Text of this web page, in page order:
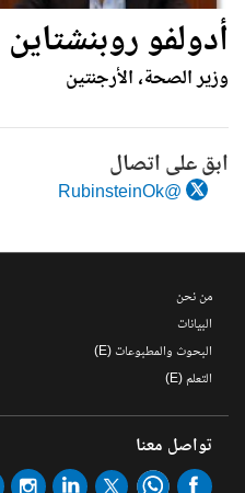
أدولفو روبنشتاين
وزير الصحة، الأرجنتين
ابق على اتصال
@RubinsteinOk
من نحن
البيانات
البحوث والمطبوعات (E)
التعلم (E)
تواصل معنا